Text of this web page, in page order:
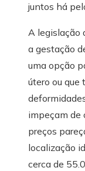
juntos há
A legislação
a gestação
uma opção
útero ou que
impeçam de
preços
localização
cerca de